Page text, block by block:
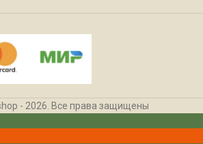
- 2026. Все права защищены